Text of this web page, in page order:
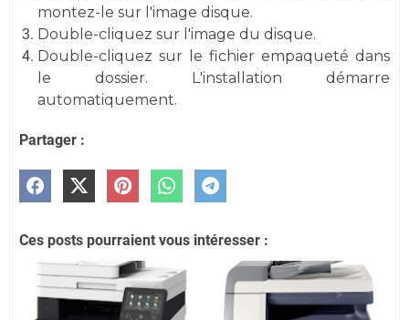
montez-le sur l'image disque.
Double-cliquez sur l'image du disque.
Double-cliquez sur le fichier empaqueté dans
le dossier. L'installation démarre
automatiquement.
Partager :
Ces posts pourraient vous intéresser :